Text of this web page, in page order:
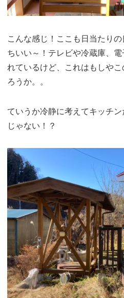
こんな感じ！ここも日当たり
ちいい～！テレビや冷蔵庫、
れているけど、これはもしや
ろうか。。
ていうか冷静に考えてキッチ
じゃない！？